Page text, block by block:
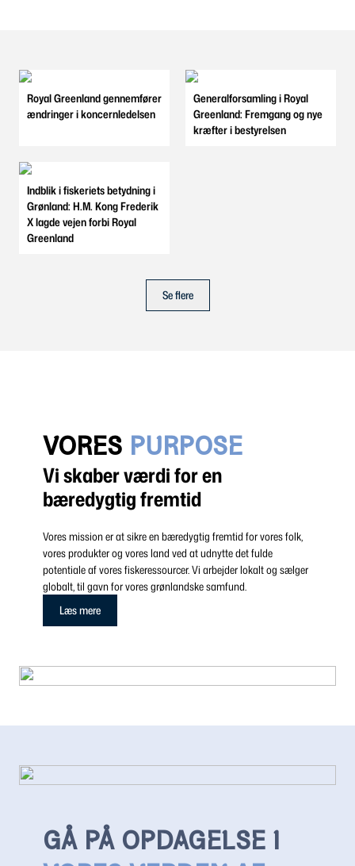
Royal Greenland gennemfører
ændringer i koncernledelsen
Generalforsamling i Royal
Greenland: Fremgang og nye
kræfter i bestyrelsen
Indblik i fiskeriets betydning i
Grønland: H.M. Kong Frederik
X lagde vejen forbi Royal
Greenland
Se flere
VORES PURPOSE
Vi skaber værdi for en
bæredygtig fremtid
Vores mission er at sikre en bæredygtig fremtid for vores folk,
vores produkter og vores land ved at udnytte det fulde
potentiale af vores fiskeressourcer. Vi arbejder lokalt og sælger
globalt, til gavn for vores grønlandske samfund.
Læs mere
GÅ PÅ OPDAGELSE I